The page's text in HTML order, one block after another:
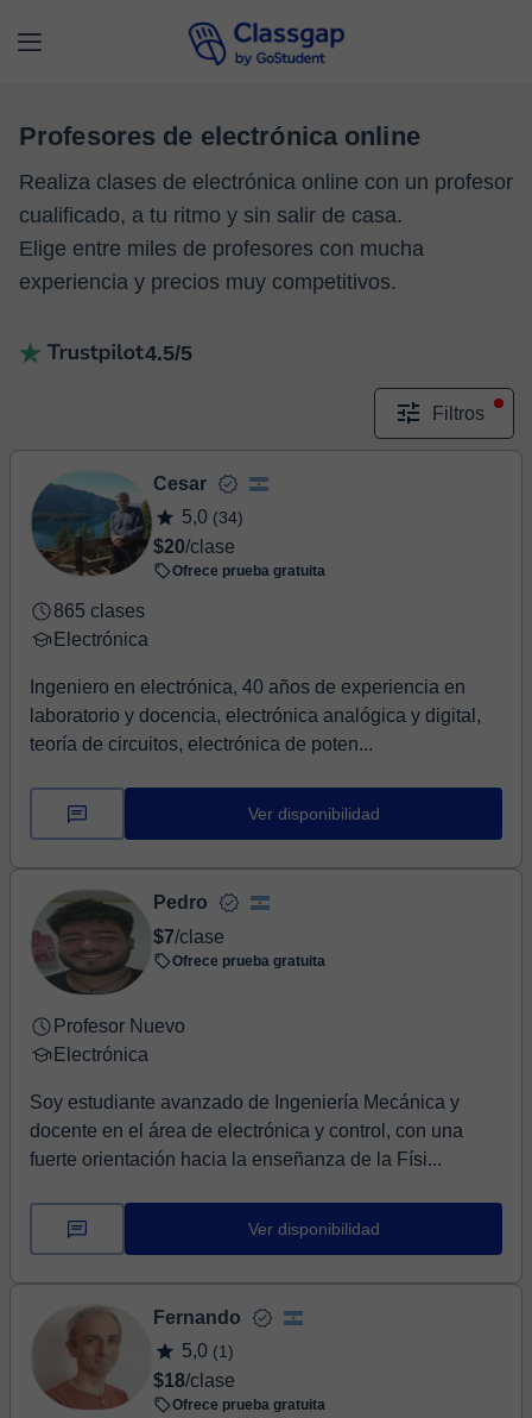
Profesores de electrónica online
Realiza clases de electrónica online con un profesor
cualificado, a tu ritmo y sin salir de casa.
Elige entre miles de profesores con mucha
experiencia y precios muy competitivos.
4.5/5
Filtros
Cesar
5,0 (34)
$20/clase
Ofrece prueba gratuita
865 clases
Electrónica
Ingeniero en electrónica, 40 años de experiencia en
laboratorio y docencia, electrónica analógica y digital,
teoría de circuitos, electrónica de poten...
Ver disponibilidad
Pedro
$7/clase
Ofrece prueba gratuita
Profesor Nuevo
Electrónica
Soy estudiante avanzado de Ingeniería Mecánica y
docente en el área de electrónica y control, con una
fuerte orientación hacia la enseñanza de la Físi...
Ver disponibilidad
Fernando
5,0 (1)
$18/clase
Ofrece prueba gratuita